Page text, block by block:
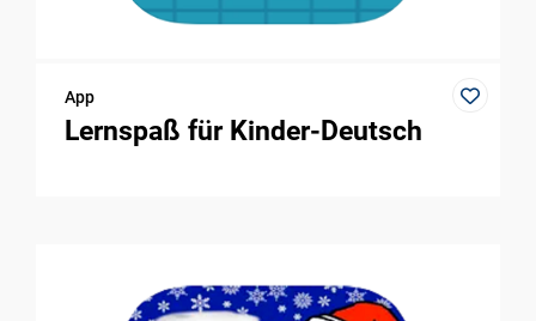
App
Lernspaß für Kinder-Deutsch